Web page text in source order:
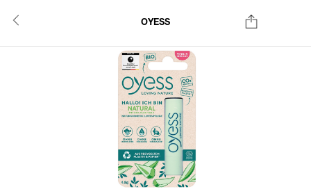
OYESS